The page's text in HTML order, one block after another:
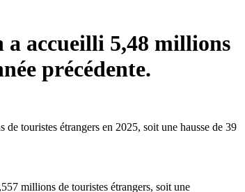
accueilli 5,48 millions
précédente.
touristes étrangers en 2025, soit une hausse de 39
millions de touristes étrangers, soit une